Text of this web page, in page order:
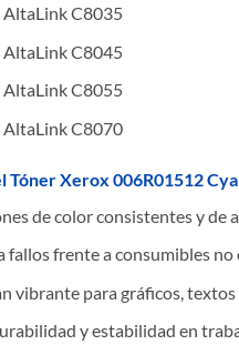
C8035
C8045
C8055
C8070
Tóner Xerox 006R01512
de color consistentes y de
fallos frente a consumibles no
vibrante para gráficos,
y estabilidad en